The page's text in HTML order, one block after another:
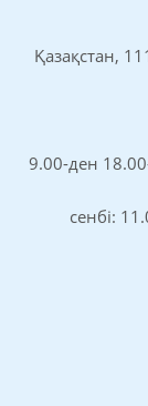
Қазақстан,
9.00-ден
сенбі: